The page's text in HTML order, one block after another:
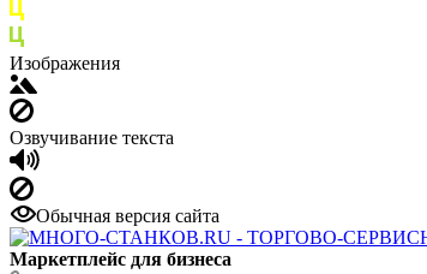
Изображения
Озвучивание текста
Обычная версия сайта
Маркетплейс для бизнеса